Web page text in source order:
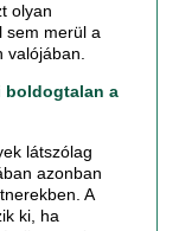
olyan
sem merül a
boldogtalan a
látszólag
azonban
A
ki, ha